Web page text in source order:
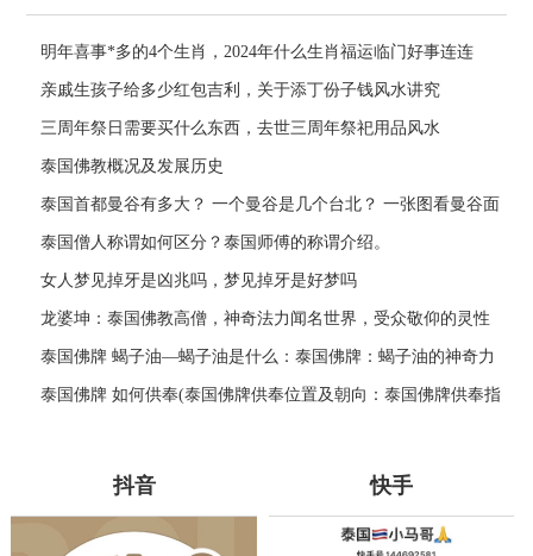
明年喜事*多的4个生肖，2024年什么生肖福运临门好事连连
亲戚生孩子给多少红包吉利，关于添丁份子钱风水讲究
三周年祭日需要买什么东西，去世三周年祭祀用品风水
泰国佛教概况及发展历史
泰国首都曼谷有多大？ 一个曼谷是几个台北？ 一张图看曼谷面
积与各大城市比较
泰国僧人称谓如何区分？泰国师傅的称谓介绍。
女人梦见掉牙是凶兆吗，梦见掉牙是好梦吗
龙婆坤：泰国佛教高僧，神奇法力闻名世界，受众敬仰的灵性
导师
泰国佛牌 蝎子油—蝎子油是什么：泰国佛牌：蝎子油的神奇力
量
泰国佛牌 如何供奉(泰国佛牌供奉位置及朝向：泰国佛牌供奉指
抖音 快手